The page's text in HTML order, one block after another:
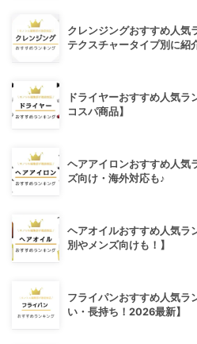
クレンジングおすすめ人気
テクスチャータイプ別に紹
ドライヤーおすすめ人気ラ
コスパ商品】
ヘアアイロンおすすめ人気
ズ向け・海外対応も♪
ヘアオイルおすすめ人気ラ
別やメンズ向けも！】
フライパンおすすめ人気ラ
い・長持ち！2026最新】